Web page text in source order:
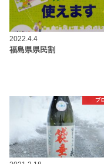
2022.4.4
福島県県民割
ブ